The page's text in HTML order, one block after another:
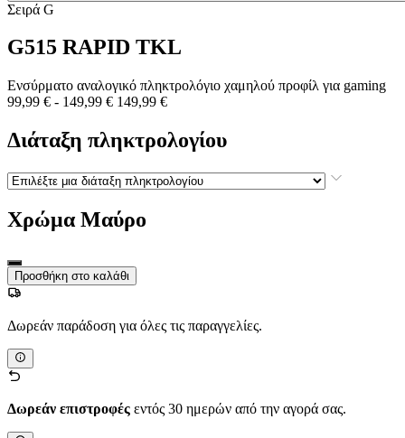
Σειρά G
G515 RAPID TKL
Ενσύρματο αναλογικό πληκτρολόγιο χαμηλού προφίλ για gaming
99,99 € - 149,99 € 149,99 €
Διάταξη πληκτρολογίου
Χρώμα Μαύρο
Προσθήκη στο καλάθι
Δωρεάν παράδοση για όλες τις παραγγελίες.
Δωρεάν επιστροφές εντός 30 ημερών από την αγορά σας.